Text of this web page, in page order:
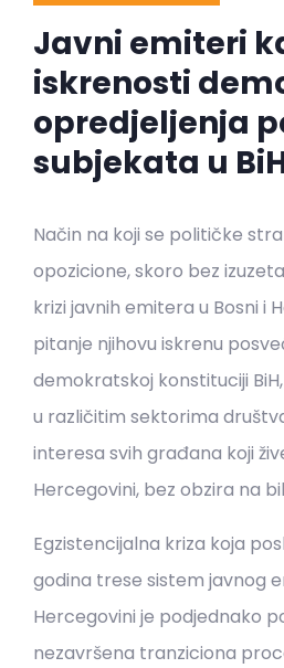
Javni emiteri
iskrenosti
opredjeljenja
subjekata u
Način na koji se političke
opozicione, skoro bez
krizi javnih emitera u Bosni i
pitanje njihovu iskrenu
demokratskoj konstituciji
u različitim sektorima
interesa svih građana koji
Hercegovini, bez obzira na
Egzistencijalna kriza koja
godina trese sistem javnog
Hercegovini je podjednako
nezavršena tranziciona